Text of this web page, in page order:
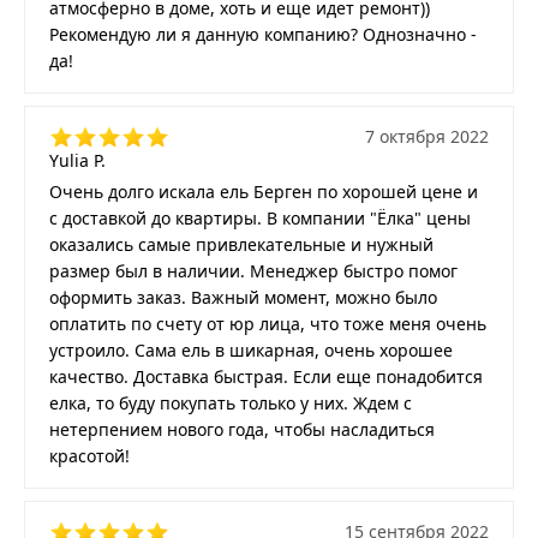
атмосферно в доме, хоть и еще идет ремонт))
Рекомендую ли я данную компанию? Однозначно -
да!
Yulia P.
7 октября 2022
Очень долго искала ель Берген по хорошей цене и
с доставкой до квартиры. В компании "Ёлка" цены
оказались самые привлекательные и нужный
размер был в наличии. Менеджер быстро помог
оформить заказ. Важный момент, можно было
оплатить по счету от юр лица, что тоже меня очень
устроило. Сама ель в шикарная, очень хорошее
качество. Доставка быстрая. Если еще понадобится
елка, то буду покупать только у них. Ждем с
нетерпением нового года, чтобы насладиться
красотой!
15 сентября 2022